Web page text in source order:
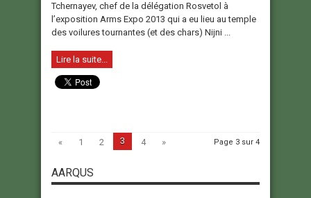
Tchernayev, chef de la délégation Rosvetol à
l’exposition Arms Expo 2013 qui a eu lieu au temple
des voilures tournantes (et des chars) Nijni ...
Lire la suite...
Page 3 sur 4
« 1 2 3 4 »
AARQUS